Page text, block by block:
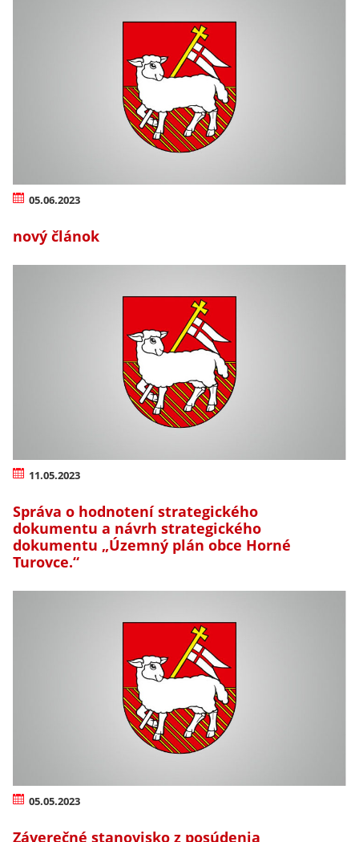
05.06.2023
nový článok
11.05.2023
Správa o hodnotení strategického
dokumentu a návrh strategického
dokumentu „Územný plán obce Horné
Turovce.“
05.05.2023
Záverečné stanovisko z posúdenia